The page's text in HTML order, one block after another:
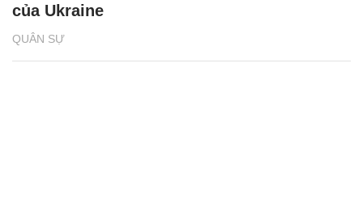
QUÂN SỰ
của Ukraine